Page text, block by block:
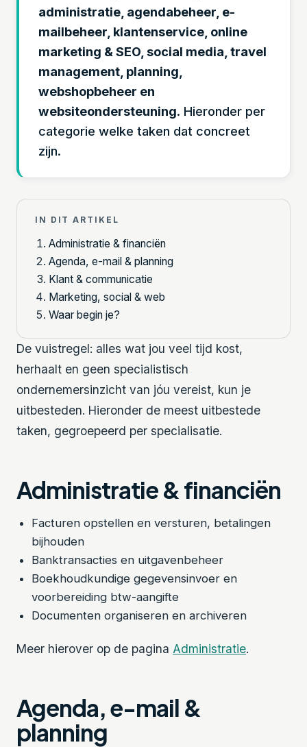
administratie, agendabeheer, e-
mailbeheer, klantenservice, online
marketing & SEO, social media, travel
management, planning,
webshopbeheer en
websiteondersteuning. Hieronder per
categorie welke taken dat concreet
zijn.
IN DIT ARTIKEL
Administratie & financiën
Agenda, e-mail & planning
Klant & communicatie
Marketing, social & web
Waar begin je?
De vuistregel: alles wat jou veel tijd kost,
herhaalt en geen specialistisch
ondernemersinzicht van jóu vereist, kun je
uitbesteden. Hieronder de meest uitbestede
taken, gegroepeerd per specialisatie.
Administratie & financiën
Facturen opstellen en versturen, betalingen
bijhouden
Banktransacties en uitgavenbeheer
Boekhoudkundige gegevensinvoer en
voorbereiding btw-aangifte
Documenten organiseren en archiveren
Meer hierover op de pagina Administratie.
Agenda, e-mail &
planning